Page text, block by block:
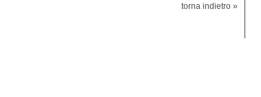
torna indietro »